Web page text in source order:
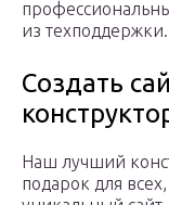
из техподдержки.
Создать
Наш лучший
подарок для